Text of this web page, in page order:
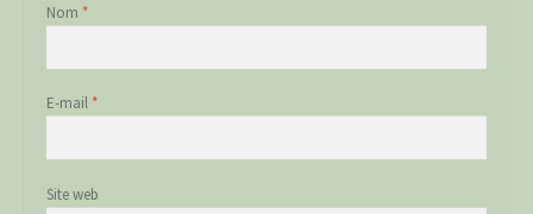
Nom *
E-mail *
Site web